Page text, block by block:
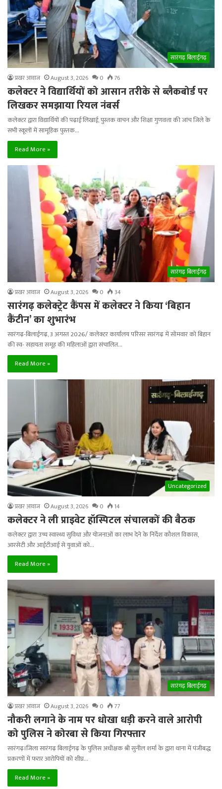
सारंगढ़ बिलाईगढ़
प्रखर आवाज August 3, 2026 0 76
कलेक्टर ने विद्यार्थियों को आसान तरीके से ब्लैकबोर्ड पर
लिखकर समझाया रियल नंबर्स
कलेक्टर द्वारा विद्यार्थियों की पढ़ाई लिखाई, पुस्तक वाचन और शिक्षा गुणवत्ता की जांच जिले के
सभी स्कूलों में सामूहिक पुस्तक…
Read More »
सारंगढ़ बिलाईगढ़
प्रखर आवाज August 3, 2026 0 34
सारंगढ़ कलेक्ट्रेट कैंपस में कलेक्टर ने किया ‘बिहान
कैंटीन’ का शुभारंभ
सारंगढ़-बिलाईगढ़, 3 अगस्त 2026/ कलेक्टर कार्यालय परिसर सारंगढ़ में सोमवार को बिहान
की स्व- सहायता समूह की महिलाओं द्वारा संचालित…
Read More »
Uncategorized
प्रखर आवाज August 3, 2026 0 14
कलेक्टर ने ली प्राइवेट हॉस्पिटल संचालकों की बैठक
कलेक्टर द्वारा उच्च स्वास्थ्य सुविधा और योजनाओं का लाभ देने के निर्देश कौशल विकास,
आरसेटी और आईटीआई से युवाओं को…
Read More »
सारंगढ़ बिलाईगढ़
प्रखर आवाज August 3, 2026 0 77
नौकरी लगाने के नाम पर धोखा धड़ी करने वाले आरोपी
को पुलिस ने कोरबा से किया गिरफ्तार
सारंगढ़।जिला सारंगढ़ बिलाईगढ़ के पुलिस अधीक्षक श्री सुनील शर्मा के द्वारा थाना में पंजीबद्ध
प्रकरणों में फरार आरोपियों को शीघ्र…
Read More »